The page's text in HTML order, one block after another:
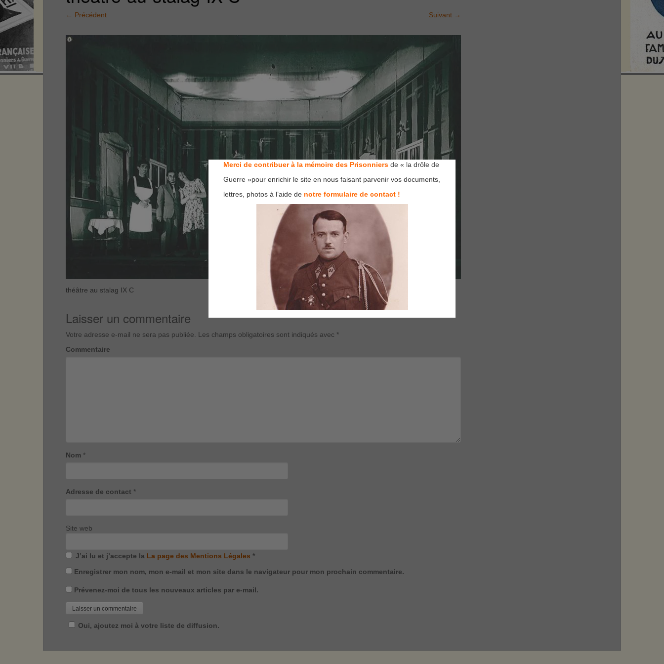
← Précédent Suivant →
théâtre au stalag IX C
Laisser un commentaire
Votre adresse e-mail ne sera pas publiée. Les champs obligatoires sont indiqués avec *
Commentaire
Nom *
Adresse de contact *
Site web
J’ai lu et j’accepte la La page des Mentions Légales *
Enregistrer mon nom, mon e-mail et mon site dans le navigateur pour mon prochain commentaire.
Prévenez-moi de tous les nouveaux articles par e-mail.
Oui, ajoutez moi à votre liste de diffusion.
Merci de contribuer à la mémoire des Prisonniers de « la drôle de
Guerre »pour enrichir le site en nous faisant parvenir vos documents,
lettres, photos à l’aide de notre formulaire de contact !